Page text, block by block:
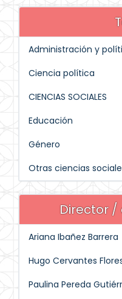
Administración y
Ciencia política
CIENCIAS SOCIALES
Educación
Género
Otras ciencias
Director
Ariana Ibañez Barrera
Hugo Cervantes
Paulina Pereda